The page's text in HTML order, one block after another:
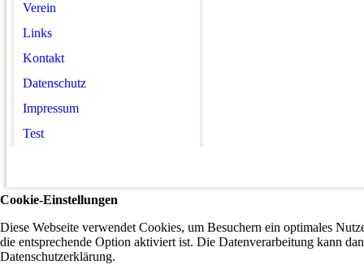
Verein
Links
Kontakt
Datenschutz
Impressum
Test
Cookie-Einstellungen
Diese Webseite verwendet Cookies, um Besuchern ein optimales
die entsprechende Option aktiviert ist. Die Datenverarbeitung kann
Datenschutzerklärung.